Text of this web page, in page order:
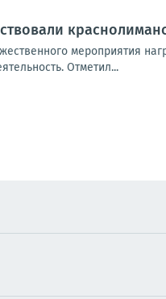
мероприятия
Отметил...